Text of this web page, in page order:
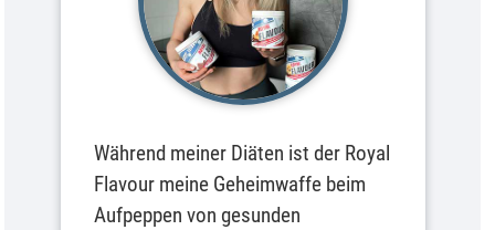
Während meiner Diäten ist der Royal
Flavour meine Geheimwaffe beim
Aufpeppen von gesunden